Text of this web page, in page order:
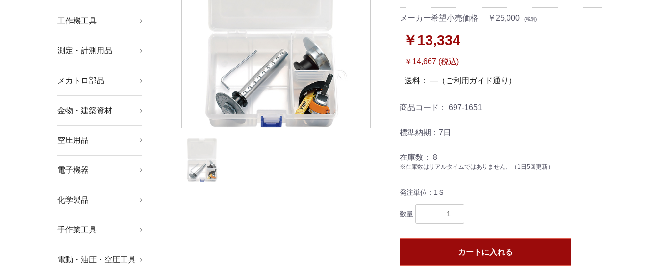
工作機工具 金型用品
ツーリング・治工具
マグネット用品
測定・計測用品 測定工具
光学・精密測定機器
撮影機器
測量用品
工業用計測機器
環境計測機器
メカトロ部品
軸受・駆動機器・伝導
機械部品
工業用素材
金物・建築資材 ねじ・ボルト・ナット
ファスニングツール
キャスター
建築金物
建築資材
航空機関連用品
空圧用品 コンプレッサー
空圧・油圧機器
流体継手・チューブ
工業用フィルター
電子機器 はんだ用品
静電気対策用品
電気・電子部品
電設配線部品
化学製品 接着剤・補修剤
化学製品
手作業工具 工具セット
ソケットレンチ
レンチ・スパナ・プー
ドライバー・六角棒レ
プライヤー・ニッパ・
ハサミ・カッター・鋸
電設工具
水道・空調配管用工具
車輌整備用品
グリス関連用品
板金用工具
クランプ・バイス
ハンマー・刻印・ポン
絶縁用品
防爆用品
工具箱
バックパック・ツール
電動・油圧・空圧工具軸受駆動機器
小型加工機械・電熱器
電動工具
油圧工具
空圧工具
ドライバービット
切断用品
研削研磨用品
メーカー希望小売価格： ￥25,000 (税別)
￥13,334
￥14,667 (税込)
送料： ―（ご利用ガイド通り）
商品コード： 697-1651
標準納期：7日
在庫数： 8
※在庫数はリアルタイムではありません。（1日5回更新）
発注単位：1Ｓ
数量
カートに入れる